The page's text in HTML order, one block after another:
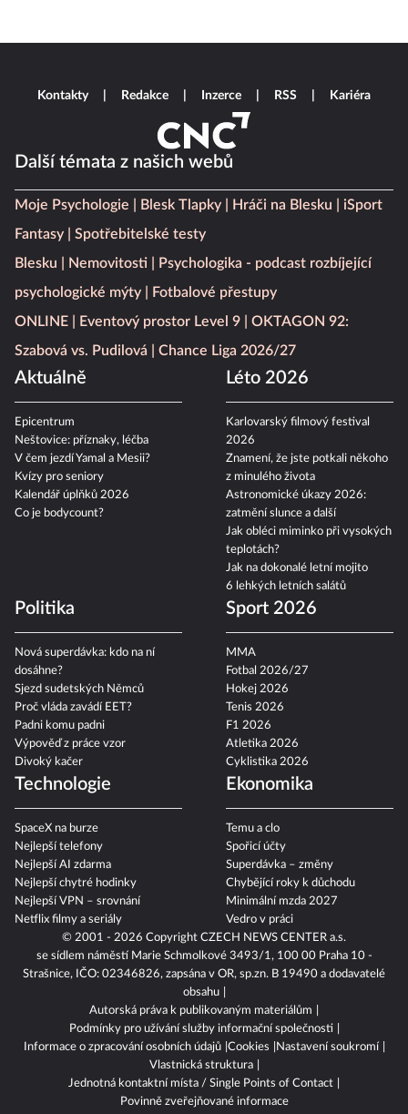
Další témata z našich webů
Moje Psychologie Blesk Tlapky Hráči na Blesku
iSport
Fantasy
Spotřebitelské testy
Blesku
Nemovitosti
Psychologika - podcast rozbíjející
psychologické mýty
Fotbalové přestupy
ONLINE
Eventový prostor Level 9
OKTAGON 92:
Szabová vs. Pudilová
Chance Liga 2026/27
Aktuálně
Epicentrum
Neštovice: příznaky, léčba
V čem jezdí Yamal a Mesii?
Kvízy pro seniory
Kalendář úplňků 2026
Co je bodycount?
Léto 2026
Karlovarský filmový festival
2026
Znamení, že jste potkali někoho
z minulého života
Astronomické úkazy 2026:
zatmění slunce a další
Jak obléci miminko při vysokých
teplotách?
Jak na dokonalé letní mojito
6 lehkých letních salátů
Politika
Nová superdávka: kdo na ní
dosáhne?
Sjezd sudetských Němců
Proč vláda zavádí EET?
Padni komu padni
Výpověď z práce vzor
Divoký kačer
Sport 2026
MMA
Fotbal 2026/27
Hokej 2026
Tenis 2026
F1 2026
Atletika 2026
Cyklistika 2026
Technologie
SpaceX na burze
Nejlepší telefony
Nejlepší AI zdarma
Nejlepší chytré hodinky
Nejlepší VPN – srovnání
Netflix filmy a seriály
Ekonomika
Temu a clo
Spořicí účty
Superdávka – změny
Chybějící roky k důchodu
Minimální mzda 2027
Vedro v práci
Kontakty Redakce Inzerce RSS Kariéra
© 2001 - 2026 Copyright CZECH NEWS CENTER a.s.
se sídlem náměstí Marie Schmolkové 3493/1, 100 00 Praha 10 -
Strašnice, IČO: 02346826, zapsána v OR, sp.zn. B 19490 a dodavatelé
obsahu
Autorská práva k publikovaným materiálům
Podmínky pro užívání služby informační společnosti
Informace o zpracování osobních údajů Cookies
Nastavení soukromí
Vlastnická struktura
Jednotná kontaktní místa / Single Points of Contact
Povinně zveřejňované informace